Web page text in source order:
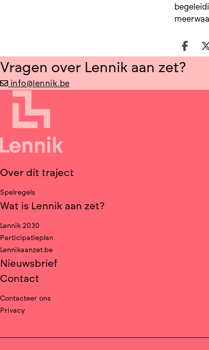
Vragen over Lennik aan zet?
info@lennik.be
Over dit traject
Spelregels
Wat is Lennik aan zet?
Lennik 2030
Participatieplan
Lennikaanzet.be
Nieuwsbrief
Contact
Contacteer ons
Privacy
Deel op facebook
Deel op X